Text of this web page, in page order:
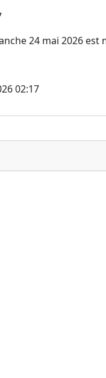
24 mai 2026
02:17